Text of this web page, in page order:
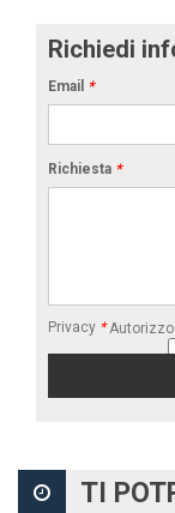
Richiedi
Email *
Richiesta *
Privacy *
TI